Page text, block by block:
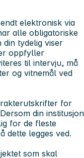
elektronisk via
alle obligatoriske
tydelig viser
oppfyller
til intervju, må
og vitnemål ved
for
din institusjon
for de fleste
dette legges ved.
som skal